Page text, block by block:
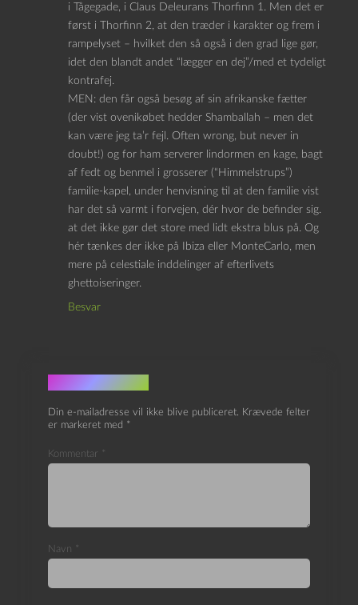
i Tågegade, i Claus Deleurans Thorfinn 1. Men det er
først i Thorfinn 2, at den træder i karakter og frem i
rampelyset – hvilket den så også i den grad lige gør,
idet den blandt andet “lægger en dej”/med et tydeligt
kontrafej.
MEN: den får også besøg af sin afrikanske fætter
(der vist ovenikøbet hedder Shamballah – men det
kan være jeg ta’r fejl. Often wrong, but never in
doubt!) og for ham serverer lindormen en kage, bagt
af fedt og benmel i grosserer (“Himmelstrups”)
familie-kapel, under henvisning til at den familie vist
har det så varmt i forvejen, dér hvor de befinder sig.
at det ikke gør det store med lidt ekstra blus på. Og
hér tænkes der ikke på Ibiza eller MonteCarlo, men
mere på celestiale inddelinger af efterlivets
ghettoiseringer.
Besvar
Skriv et svar
Din e-mailadresse vil ikke blive publiceret.
Krævede felter
er markeret med *
Kommentar *
Navn *